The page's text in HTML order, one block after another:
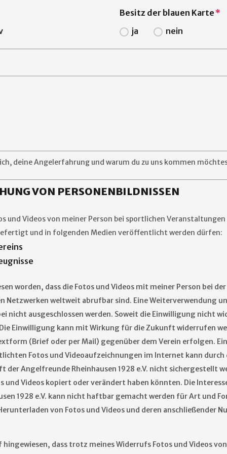
Besitz der blauen Karte
ja
nein
deine Angelerfahrung und warum du zu uns kommen
VON PERSONENBILDNISSEN
und Videos von meiner Person bei sportlichen
und in folgenden Medien veröffentlicht werden dürfen:
worden, dass die Fotos und Videos mit meiner Person bei
Netzwerken weltweit abrufbar sind. Eine Weiterverwendung
nicht ausgeschlossen werden. Soweit die Einwilligung nicht
Einwilligung kann mit Wirkung für die Zukunft widerrufen
(Brief oder per Mail) gegenüber dem Verein erfolgen.
Fotos und Videoaufzeichnungen im Internet kann durch
der Angelfreunde Rheinhausen 1928 e.V. nicht sichergestellt
und Videos kopiert oder verändert haben könnten. Die
1928 e.V. kann nicht haftbar gemacht werden für Art und
von Fotos und Videos und deren anschließender
dass trotz meines Widerrufs Fotos und Videos